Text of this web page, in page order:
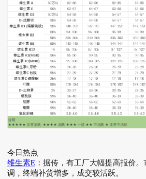
今日热点
维生素E ：据传，有工厂大幅提高报价
调，终端补货增多，成交较活跃。